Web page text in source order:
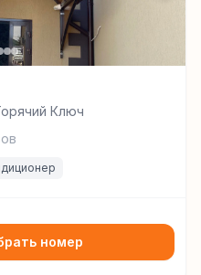
Ключ
номер